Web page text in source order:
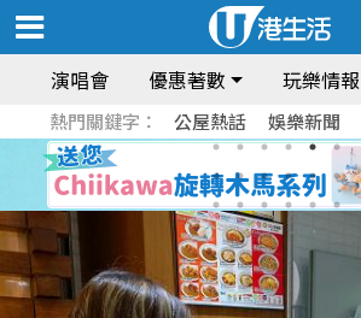
演唱會 優惠著數 玩樂情報
熱門關鍵字： 公屋熱話 娛樂新聞